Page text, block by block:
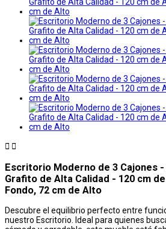
 
Escritorio Moderno de 3 Cajones
Grafito de Alta Calidad - 120 cm
Fondo, 72 cm de Alto
Descubre el equilibrio perfecto entre
nuestro Escritorio. Ideal para quienes